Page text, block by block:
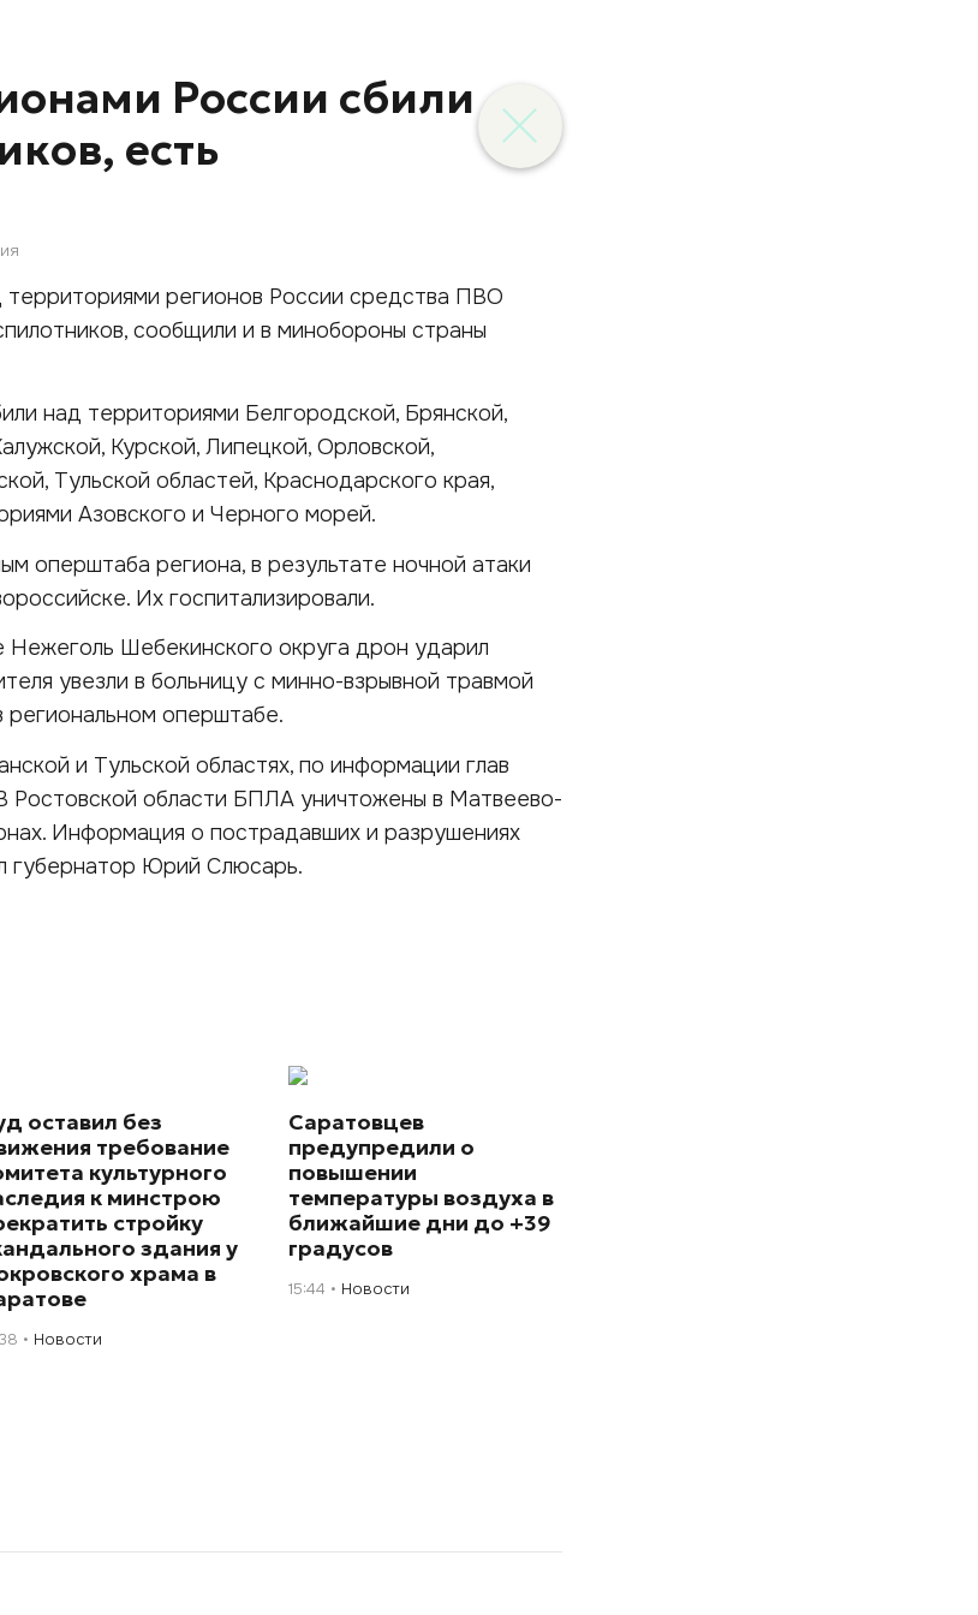
России сбили
есть
регионов России средства ПВО
сообщили и в минобороны страны
над территориями Белгородской, Брянской,
Курской, Липецкой, Орловской,
Тульской областей, Краснодарского края,
Азовского и Черного морей.
оперштаба региона, в результате ночной атаки
Их госпитализировали.
Нежеголь Шебекинского округа дрон ударил
увезли в больницу с минно-взрывной травмой
региональном оперштабе.
и Тульской областях, по информации глав
Ростовской области БПЛА уничтожены в Матвеево-
Информация о пострадавших и разрушениях
губернатор Юрий Слюсарь.
оставил без
требование
культурного
к минстрою
стройку
здания у
храма в
Новости
Саратовцев
предупредили о
повышении
температуры воздуха в
ближайшие дни до +39
градусов
15:44 Новости